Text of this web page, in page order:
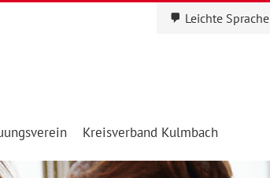
Leichte Sprache
Kreisverband Kulmbach